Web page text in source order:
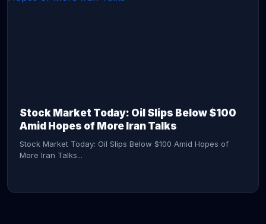
Stock Market Today: Oil Slips Below $100
Amid Hopes of More Iran Talks
Stock Market Today: Oil Slips Below $100 Amid Hopes of
More Iran Talks...